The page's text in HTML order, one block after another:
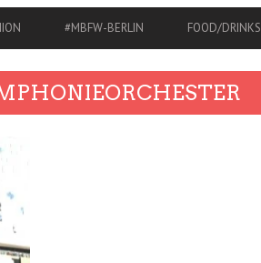
#MBFW-BERLIN FOOD/DRINKS